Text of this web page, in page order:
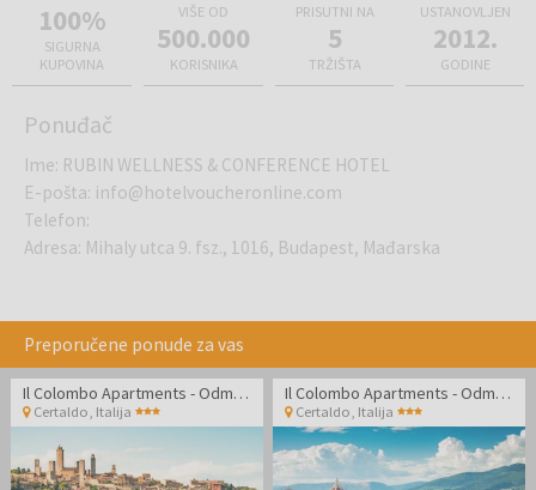
100%
SIGURNA
KUPOVINA
VIŠE OD
500.000
KORISNIKA
PRISUTNI NA
5
TRŽIŠTA
USTANOVLJEN
2012.
GODINE
Ponuđač
Ime: RUBIN WELLNESS & CONFERENCE HOTEL
E-pošta: info@hotelvoucheronline.com
Telefon:
Adresa: Mihaly utca 9. fsz., 1016, Budapest, Mađarska
Preporučene ponude za vas
Il Colombo Apartments - Odmor u divnoj Toskani
Certaldo Italija
Il Colombo Apartments - Odmor u divnoj Toskani
Certaldo Italija